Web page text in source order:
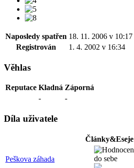
Naposledy spatřen 18. 11. 2006 v 10:17
Registrován
1. 4. 2002 v 16:34
Věhlas
Reputace Kladná Záporná
-
-
Díla uživatele
Články&Eseje
Peškova záhada